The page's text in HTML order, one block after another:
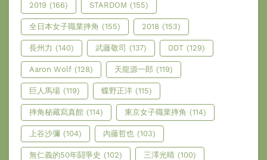
2019 (166) STARDOM (155)
全日本女子職業摔角 (155) 2018 (153)
長州力 (140) 武藤敬司 (137) DDT (129)
Aaron Wolf (128) 天龍源一郎 (119)
巨人馬場 (119) 蝶野正洋 (115)
摔角秘藏寫真館 (114) 東京女子職業摔角 (114)
上谷沙彌 (104) 內藤哲也 (103)
無仁義的50年鬪爭史 (102) 三澤光晴 (100)